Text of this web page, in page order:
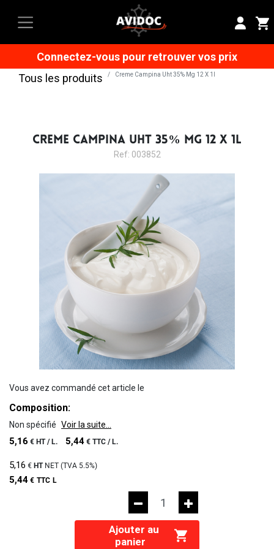
Connectez-vous pour retrouver vos prix
Tous les produits
Creme Campina Uht 35% Mg 12 X 1l
CREME CAMPINA UHT 35% MG 12 X 1L
Ref: 003852
Vous avez commandé cet article le
Composition:
Non spécifié Voir la suite...
5,16 € HT / L. 5,44 € TTC / L.
5,16 € HTNET (TVA 5.5%)
5,44 € TTC L
Ajouter au
panier